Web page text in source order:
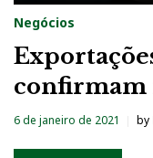
Negócios
confirmam
6 de janeiro de 2021 by